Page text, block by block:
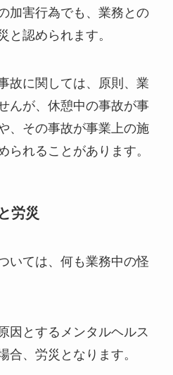
加害行為でも、業務との
と認められます。
故に関しては、原則、業
んが、休憩中の事故が事
、その事故が事業上の施
られることがあります。
労災
いては、何も業務中の怪
因とするメンタルヘルス
合、労災となります。